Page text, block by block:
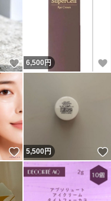
いいね！
6,500 円
いいね！
5,500円